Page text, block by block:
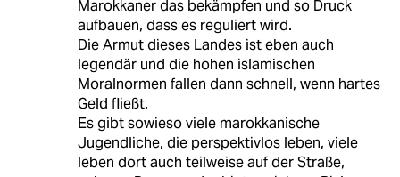
Marokkaner das bekämpfen und so Druck
aufbauen, dass es reguliert wird.
Die Armut dieses Landes ist eben auch
legendär und die hohen islamischen
Moralnormen fallen dann schnell, wenn hartes
Geld fließt.
Es gibt sowieso viele marokkanische
Jugendliche, die perspektivlos leben, viele
leben dort auch teilweise auf der Straße,